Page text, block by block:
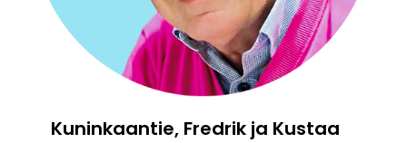
Kuninkaantie, Fredrik ja Kustaa